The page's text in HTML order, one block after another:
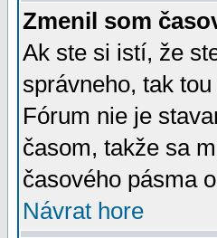
Zmenil som
Ak ste si istí, že
správneho, tak
Fórum nie je
časom, takže sa
časového pásma
Návrat hore